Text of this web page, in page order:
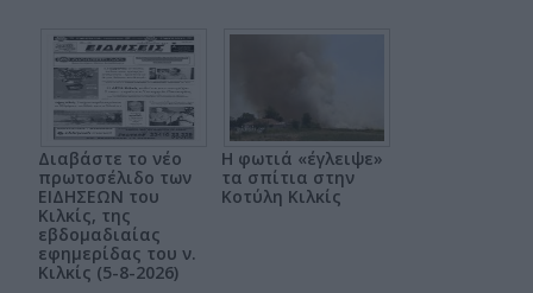
Διαβάστε το νέο
πρωτοσέλιδο των
ΕΙΔΗΣΕΩΝ του
Κιλκίς, της
εβδομαδιαίας
εφημερίδας του ν.
Κιλκίς (5-8-2026)
Η φωτιά «έγλειψε»
τα σπίτια στην
Κοτύλη Κιλκίς